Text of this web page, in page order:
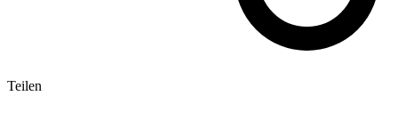
Teilen